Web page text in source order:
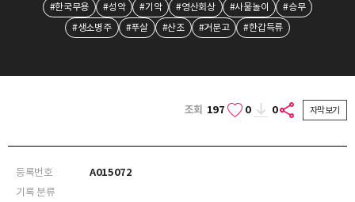
#한국무용
#성악 #기악 #영산회상 #사물놀이
#승무
#생소병주
#푸살 #산조 #거문고 #한갑득류
조회 197 0 0 자막보기
등록번호
A015072
기록 분류